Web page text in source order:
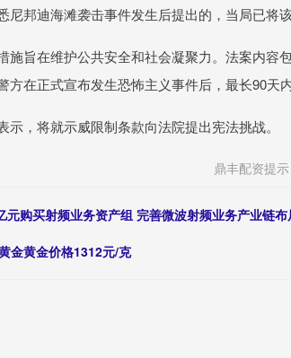
邦迪海滩袭击事件发生后提出的，当局已将该
旨在维护公共安全和社会凝聚力。法案内容
在正式宣布发生恐怖主义事件后，最长90天
，将就示威限制条款向法院提出宪法挑战。
鼎丰配资提
购买射频业务资产组 完善微波射频业务产业链布
金黄金价格1312元/克